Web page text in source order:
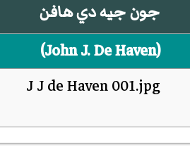
جون جيه دي هافن
(
John J. De Haven
)‏